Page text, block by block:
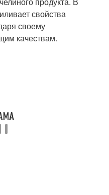
свойства
своему
качествам.